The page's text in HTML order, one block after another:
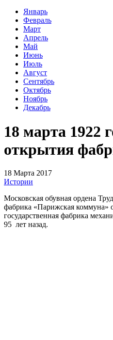
Январь
Февраль
Март
Апрель
Май
Июнь
Июль
Август
Сентябрь
Октябрь
Ноябрь
Декабрь
18 марта 1922
открытия
18 Марта 2017
Истории
Московская обувная ордена
фабрика «Парижская коммуна»
государственная фабрика
95 лет назад.